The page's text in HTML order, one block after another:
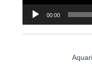
00:00